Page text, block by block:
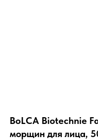
BoLCA Biotechnie
морщин для лица,